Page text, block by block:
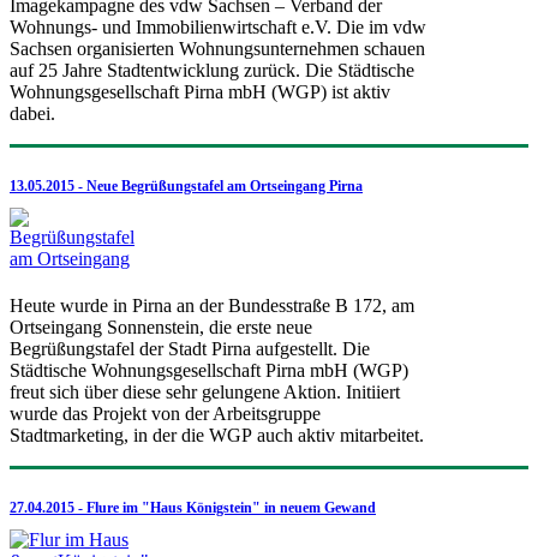
Imagekampagne des vdw Sachsen – Verband der
Wohnungs- und Immobilienwirtschaft e.V. Die im vdw
Sachsen organisierten Wohnungsunternehmen schauen
auf 25 Jahre Stadtentwicklung zurück. Die Städtische
Wohnungsgesellschaft Pirna mbH (WGP) ist aktiv
dabei.
13.05.2015 - Neue Begrüßungstafel am Ortseingang Pirna
Heute wurde in Pirna an der Bundesstraße B 172, am
Ortseingang Sonnenstein, die erste neue
Begrüßungstafel der Stadt Pirna aufgestellt. Die
Städtische Wohnungsgesellschaft Pirna mbH (WGP)
freut sich über diese sehr gelungene Aktion. Initiiert
wurde das Projekt von der Arbeitsgruppe
Stadtmarketing, in der die WGP auch aktiv mitarbeitet.
27.04.2015 - Flure im "Haus Königstein" in neuem Gewand